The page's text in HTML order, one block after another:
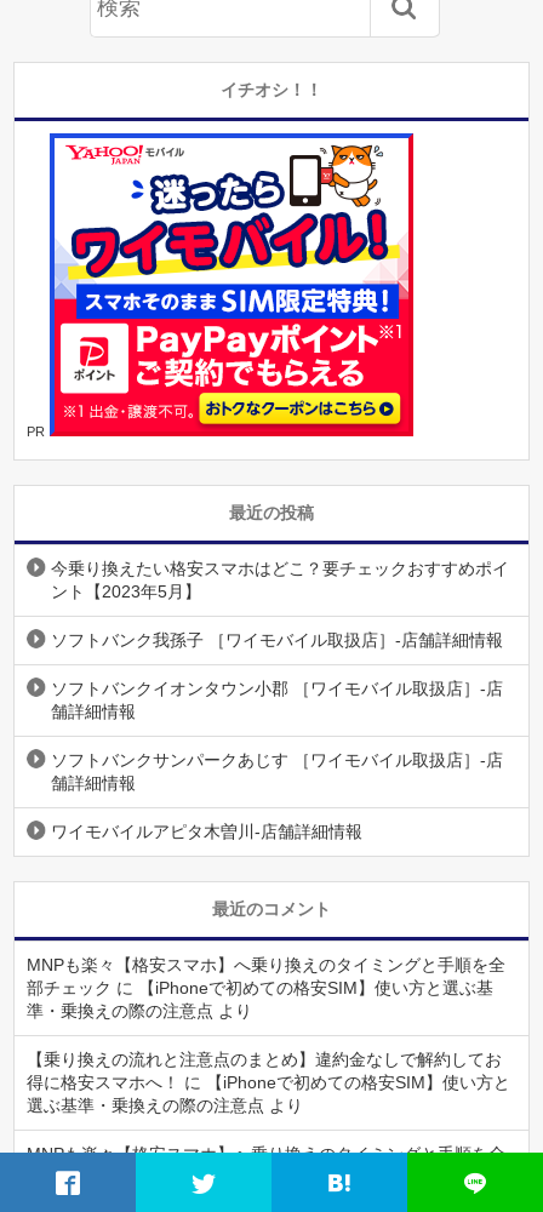
イチオシ！！
PR
最近の投稿
今乗り換えたい格安スマホはどこ？要チェックおすすめポイ
ント【2023年5月】
ソフトバンク我孫子 ［ワイモバイル取扱店］-店舗詳細情報
ソフトバンクイオンタウン小郡 ［ワイモバイル取扱店］-店
舗詳細情報
ソフトバンクサンパークあじす ［ワイモバイル取扱店］-店
舗詳細情報
ワイモバイルアピタ木曽川-店舗詳細情報
最近のコメント
MNPも楽々【格安スマホ】へ乗り換えのタイミングと手順を全
部チェック に
【iPhoneで初めての格安SIM】使い方と選ぶ基
準・乗換えの際の注意点 より
【乗り換えの流れと注意点のまとめ】違約金なしで解約してお
得に格安スマホへ！
に
【iPhoneで初めての格安SIM】使い方と
選ぶ基準・乗換えの際の注意点 より
MNPも楽々【格安スマホ】へ乗り換えのタイミングと手順を全
部チェック
【乗り換えの流れと注意点のまとめ】違約金なし
で解約してお得に格安スマホへ！